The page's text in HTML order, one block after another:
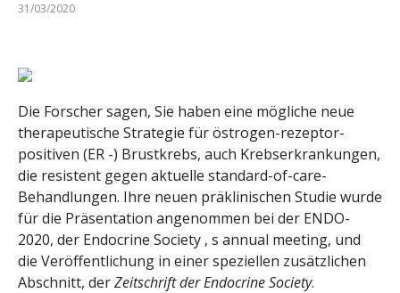
31/03/2020
Die Forscher sagen, Sie haben eine mögliche neue
therapeutische Strategie für östrogen-rezeptor-
positiven (ER -) Brustkrebs, auch Krebserkrankungen,
die resistent gegen aktuelle standard-of-care-
Behandlungen. Ihre neuen präklinischen Studie wurde
für die Präsentation angenommen bei der ENDO-
2020, der Endocrine Society ‚ s annual meeting, und
die Veröffentlichung in einer speziellen zusätzlichen
Abschnitt, derZeitschrift der Endocrine Society.